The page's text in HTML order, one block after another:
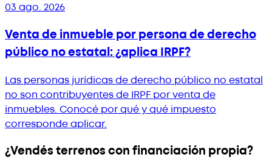
03 ago. 2026
Venta de inmueble por persona de derecho
público no estatal: ¿aplica IRPF?
Las personas jurídicas de derecho público no estatal
no son contribuyentes de IRPF por venta de
inmuebles. Conocé por qué y qué impuesto
corresponde aplicar.
¿Vendés terrenos con financiación propia?